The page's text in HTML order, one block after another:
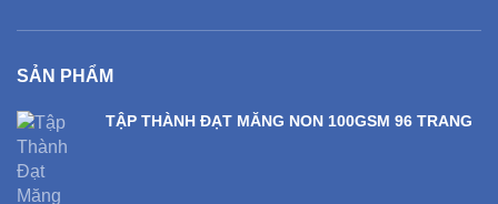
SẢN PHẨM
TẬP THÀNH ĐẠT MĂNG NON 100GSM 96 TRANG